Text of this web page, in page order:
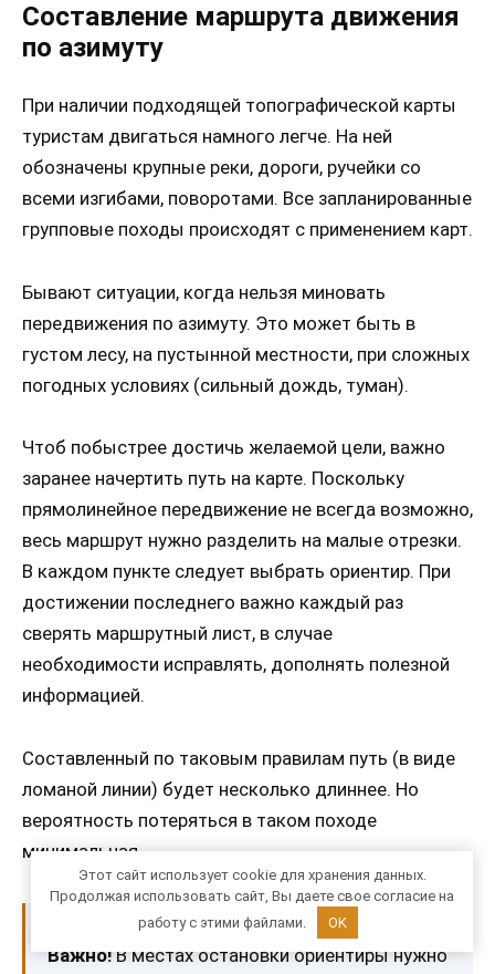
Составление маршрута движения
по азимуту
При наличии подходящей топографической карты
туристам двигаться намного легче. На ней
обозначены крупные реки, дороги, ручейки со
всеми изгибами, поворотами. Все запланированные
групповые походы происходят с применением карт.
Бывают ситуации, когда нельзя миновать
передвижения по азимуту. Это может быть в
густом лесу, на пустынной местности, при сложных
погодных условиях (сильный дождь, туман).
Чтоб побыстрее достичь желаемой цели, важно
заранее начертить путь на карте. Поскольку
прямолинейное передвижение не всегда возможно,
весь маршрут нужно разделить на малые отрезки.
В каждом пункте следует выбрать ориентир. При
достижении последнего важно каждый раз
сверять маршрутный лист, в случае
необходимости исправлять, дополнять полезной
информацией.
Составленный по таковым правилам путь (в виде
ломаной линии) будет несколько длиннее. Но
вероятность потеряться в таком походе
минимальная.
Важно!В местах остановки ориентиры нужно
Этот сайт использует cookie для хранения данных.
Продолжая использовать сайт, Вы даете свое согласие на
работу с этими файлами.
OK